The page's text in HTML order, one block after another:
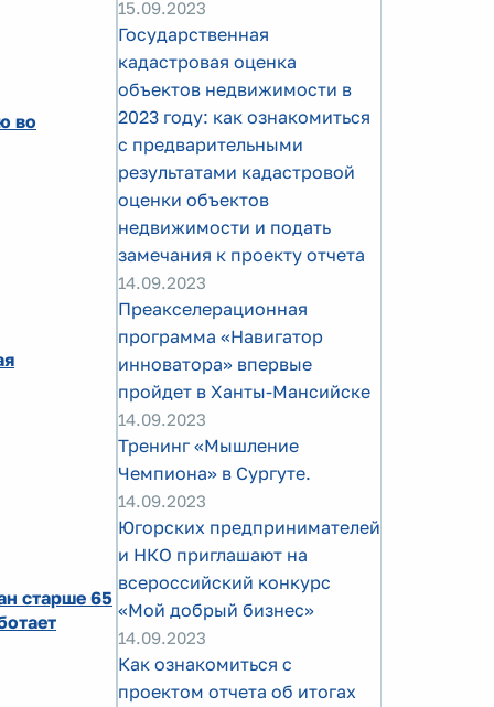
во
старше 65
15.09.2023
Государственная
кадастровая оценка
объектов недвижимости в
2023 году: как ознакомиться
с предварительными
результатами кадастровой
оценки объектов
недвижимости и подать
замечания к проекту отчета
14.09.2023
Преакселерационная
программа «Навигатор
инноватора» впервые
пройдет в Ханты-Мансийске
14.09.2023
Тренинг «Мышление
Чемпиона» в Сургуте.
14.09.2023
Югорских предпринимателей
и НКО приглашают на
всероссийский конкурс
«Мой добрый бизнес»
14.09.2023
Как ознакомиться с
проектом отчета об итогах